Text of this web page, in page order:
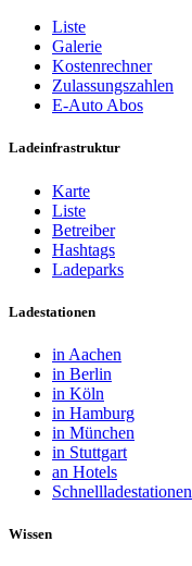
Liste
Galerie
Kostenrechner
Zulassungszahlen
E-Auto Abos
Ladeinfrastruktur
Karte
Liste
Betreiber
Hashtags
Ladeparks
Ladestationen
in Aachen
in Berlin
in Köln
in Hamburg
in München
in Stuttgart
an Hotels
Schnellladestationen
Wissen